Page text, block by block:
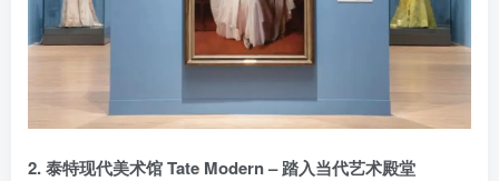
2. 泰特现代美术馆 Tate Modern – 踏入当代艺术殿堂